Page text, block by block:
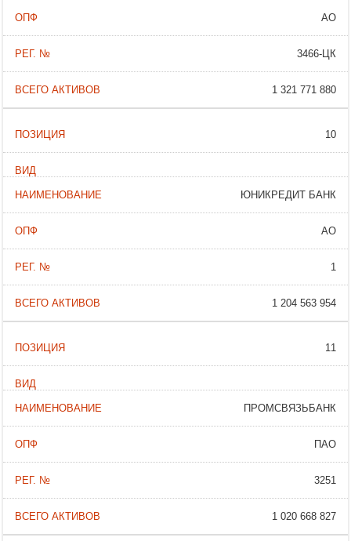
АО
3466-ЦК
1 321 771 880
10
ЮНИКРЕДИТ БАНК
АО
1
1 204 563 954
11
ПРОМСВЯЗЬБАНК
ПАО
3251
1 020 668 827